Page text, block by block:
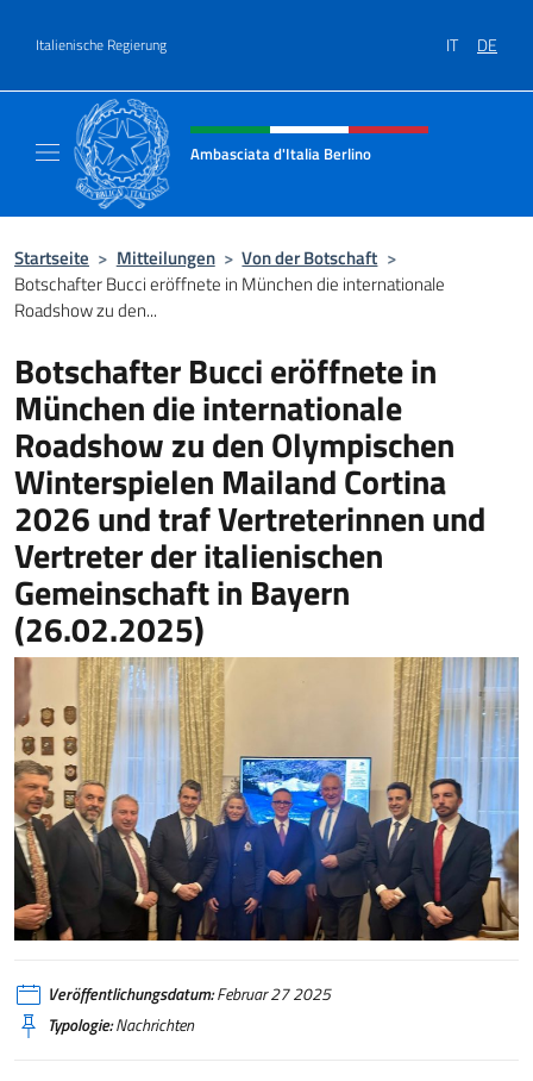
Italienische Regierung IT DE
Header-Site, Social und Menü
Ambasciata d'Italia Berlino
Startseite > Mitteilungen > Von der Botschaft >
Botschafter Bucci eröffnete in München die internationale
Roadshow zu den...
Botschafter Bucci eröffnete in
München die internationale
Roadshow zu den Olympischen
Winterspielen Mailand Cortina
2026 und traf Vertreterinnen und
Vertreter der italienischen
Gemeinschaft in Bayern
(26.02.2025)
Veröffentlichungsdatum:Februar 27 2025
Typologie:Nachrichten